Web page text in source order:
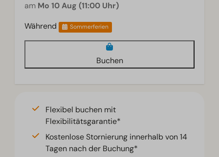
am Mo 10 Aug (11:00 Uhr)
Während
Sommerferien
Buchen
Flexibel buchen mit
Flexibilitätsgarantie*
Kostenlose Stornierung innerhalb von 14
Tagen nach der Buchung*